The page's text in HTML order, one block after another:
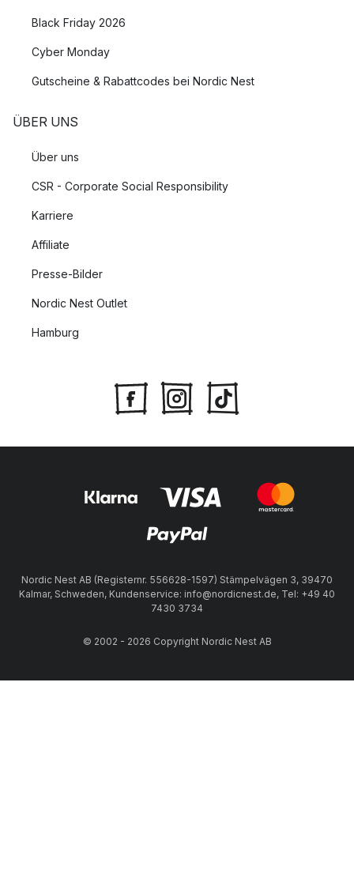
Black Friday 2026
Cyber Monday
Gutscheine & Rabattcodes bei Nordic Nest
ÜBER UNS
Über uns
CSR - Corporate Social Responsibility
Karriere
Affiliate
Presse-Bilder
Nordic Nest Outlet
Hamburg
Nordic Nest AB (Registernr. 556628-1597) Stämpelvägen 3, 39470
Kalmar, Schweden, Kundenservice: info@nordicnest.de, Tel: +49 40
7430 3734
© 2002 - 2026 Copyright Nordic Nest AB